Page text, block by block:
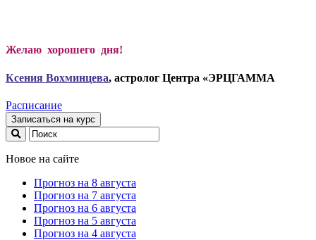
Желаю хорошего дня!
Ксения Вохминцева, астролог Центра «ЭРЦГАММА
Расписание
Записаться на курс
Новое на сайте
Прогноз на 8 августа
Прогноз на 7 августа
Прогноз на 6 августа
Прогноз на 5 августа
Прогноз на 4 августа